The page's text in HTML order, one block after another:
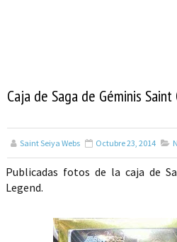
Caja de Saga de Géminis
Saint Seiya Webs Octubre 23, 2014
Publicadas fotos de la caja de
Legend.